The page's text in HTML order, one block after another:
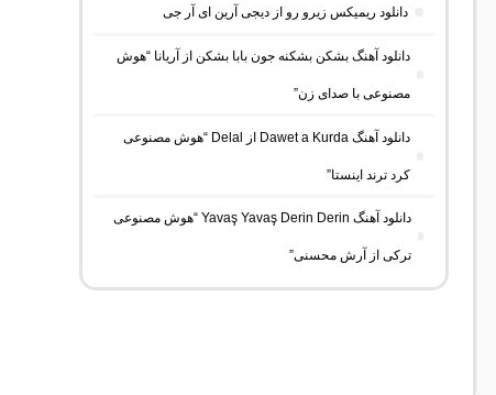
دانلود ریمیکس زیرو رو از دیجی آرین ای آر جی
دانلود آهنگ بشکن بشکنه جون بابا بشکن از آریانا “هوش
مصنوعی با صدای زن”
دانلود آهنگ Dawet a Kurda از Delal “هوش مصنوعی
کرد ترند اینستا”
دانلود آهنگ Yavaş Yavaş Derin Derin “هوش مصنوعی
ترکی از آرش محسنی”